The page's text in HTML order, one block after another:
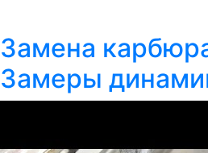
Замена
Замеры